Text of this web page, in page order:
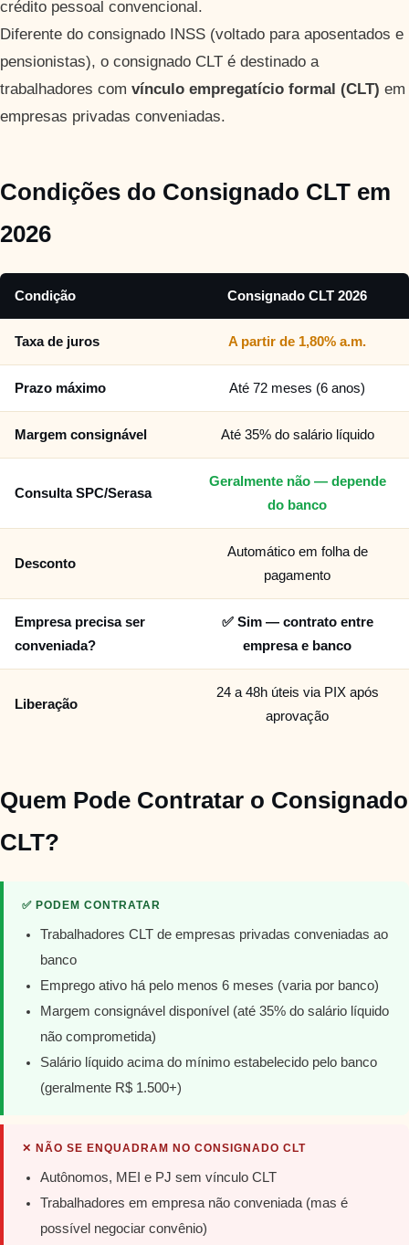
crédito pessoal convencional.
Diferente do consignado INSS (voltado para aposentados e
pensionistas), o consignado CLT é destinado a
trabalhadores com vínculo empregatício formal (CLT) em
empresas privadas conveniadas.
Condições do Consignado CLT em
2026
Condição Consignado CLT 2026
Taxa de juros A partir de 1,80% a.m.
Prazo máximo Até 72 meses (6 anos)
Margem consignável Até 35% do salário líquido
Consulta SPC/Serasa
Geralmente não — depende
do banco
Desconto
Automático em folha de
pagamento
Empresa precisa ser
conveniada?
✅ Sim — contrato entre
empresa e banco
Liberação
24 a 48h úteis via PIX após
aprovação
Quem Pode Contratar o Consignado
CLT?
✅ PODEM CONTRATAR
Trabalhadores CLT de empresas privadas conveniadas ao
banco
Emprego ativo há pelo menos 6 meses (varia por banco)
Margem consignável disponível (até 35% do salário líquido
não comprometida)
Salário líquido acima do mínimo estabelecido pelo banco
(geralmente R$ 1.500+)
✕ NÃO SE ENQUADRAM NO CONSIGNADO CLT
Autônomos, MEI e PJ sem vínculo CLT
Trabalhadores em empresa não conveniada (mas é
possível negociar convênio)